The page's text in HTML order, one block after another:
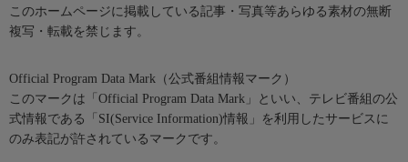
このホームページに掲載している記事・写真等あらゆる素材の無断
複写・転載を禁じます。
Official Program Data Mark（公式番組情報マーク）
このマークは「Official Program Data Mark」といい、テレビ番組の公
式情報である「SI(Service Information)情報」を利用したサービスに
のみ表記が許されているマークです。